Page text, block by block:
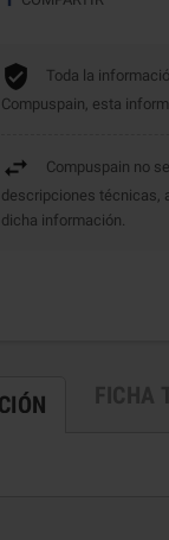
Toda la
Compuspain, esta
Compuspain no
descripciones técnicas,
dicha información.